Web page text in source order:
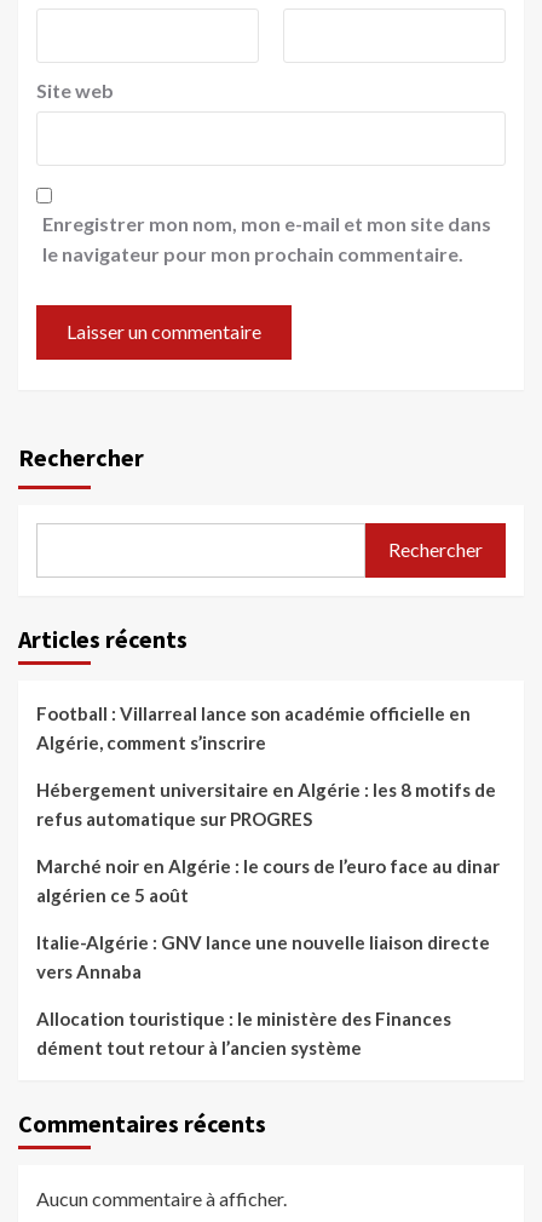
Site web
Enregistrer mon nom, mon e-mail et mon site dans
le navigateur pour mon prochain commentaire.
Rechercher
Rechercher
Articles récents
Football : Villarreal lance son académie officielle en
Algérie, comment s’inscrire
Hébergement universitaire en Algérie : les 8 motifs de
refus automatique sur PROGRES
Marché noir en Algérie : le cours de l’euro face au dinar
algérien ce 5 août
Italie-Algérie : GNV lance une nouvelle liaison directe
vers Annaba
Allocation touristique : le ministère des Finances
dément tout retour à l’ancien système
Commentaires récents
Aucun commentaire à afficher.